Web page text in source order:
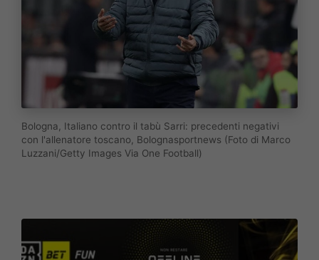
Bologna, Italiano contro il tabù Sarri: precedenti negativi
con l'allenatore toscano, Bolognasportnews (Foto di Marco
Luzzani/Getty Images Via One Football)